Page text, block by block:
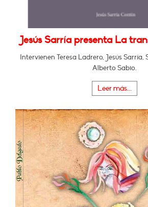
Jesús Sarría presenta La
Intervienen Teresa Ladrero, Jesús Sarría,
Alberto Sabio.
Leer más...